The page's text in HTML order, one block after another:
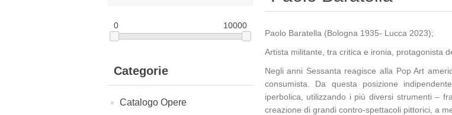
0 10000
Categorie
Catalogo Opere
Paolo Baratella (Bologna 1935- Lucca 2023);
Artista militante, tra critica e ironia, protagonista
Negli anni Sessanta reagisce alla Pop Art
consumista. Da questa posizione
iperbolica, utilizzando i più diversi strumenti –
creazione di grandi contro-spettacoli pittorici, a